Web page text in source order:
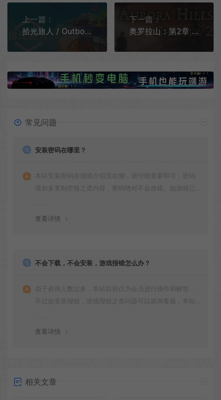
上一篇：
拾光旅人 / Outbound 开放世界休闲探索游戏
下一篇：
奥罗拉山：第2章 / Aurora Hills Chapter 2 点击解谜冒险游戏
常见问题
安装密码在哪里？
本站安装密码在游戏介绍页右侧，请仔细查看即可，密码
请勿多复制空格之类内容，密码绝对不会放错。如游戏已
查看详情
不会下载，不会安装，游戏报错怎么办？
由于咨询人数过多，本站目前仅为会员进行操作和解答，
不过如安装报错，游戏报错之类问题可以咨询客服，本站
查看详情
相关文章